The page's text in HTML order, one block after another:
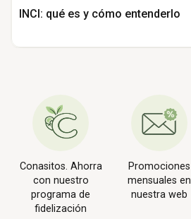
INCI: qué es y cómo entenderlo
Conasitos. Ahorra
con nuestro
programa de
fidelización
Promociones
mensuales en
nuestra web